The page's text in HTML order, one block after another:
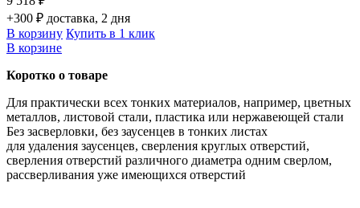
+300 ₽ доставка, 2 дня
В корзину Купить в 1 клик
В корзине
Коротко о товаре
Для практически всех тонких материалов, например, цветных
металлов, листовой стали, пластика или нержавеющей стали
Без засверловки, без заусенцев в тонких листах
для удаления заусенцев, сверления круглых отверстий,
сверления отверстий различного диаметра одним сверлом,
рассверливания уже имеющихся отверстий